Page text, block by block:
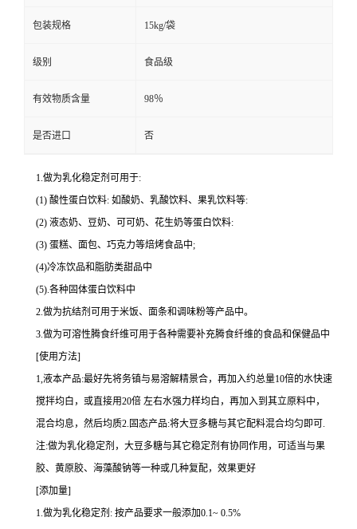
包装规格 15kg/袋
级别 食品级
有效物质含量 98％
是否进口 否
1.做为乳化稳定剂可用于:
(1) 酸性蛋白饮料: 如酸奶、乳酸饮料、果乳饮料等:
(2) 液态奶、豆奶、可可奶、花生奶等蛋白饮料:
(3) 蛋糕、面包、巧克力等焙烤食品中;
(4)冷冻饮品和脂肪类甜品中
(5).各种固体蛋白饮料中
2.做为抗结剂可用于米饭、面条和调味粉等产品中。
3.做为可溶性腾食纤维可用于各种需要补充腾食纤维的食品和保健品中
[使用方法]
1,液本产品:最好先将务镇与易溶解精景合，再加入约总量10倍的水快速
搅拌均白，或直接用20倍 左右水强力样均白，再加入到其立原料中，
混合均息，然后均质2.固态产品:将大豆多糖与其它配料混合均匀即可.
注:做为乳化稳定剂，大豆多糖与其它稳定剂有协同作用，可适当与果
胶、黄原胶、海藻酸钠等一种或几种复配，效果更好
[添加量]
1.做为乳化稳定剂: 按产品要求一般添加0.1~ 0.5%